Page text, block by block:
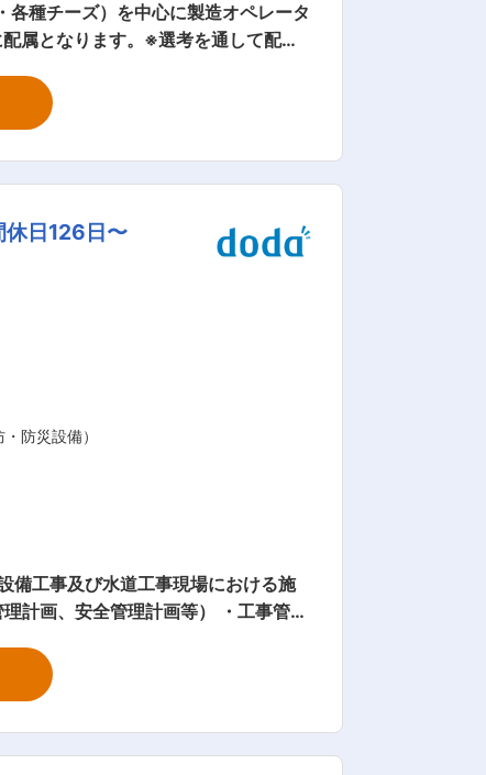
各種チーズ）を中心に製造オペレータ
(1)仕込工程：原材
配合表に応じて液体原料を調合し、
年に創
ト」「pino」「PARM」「クリー
は、乳で培った技術を活かし、健
で、人の一生に寄り添える企業を
更の範囲：会社の
休日126日〜
防災設備）
備工事及び水道工事現場における施
計画、安全管理計画等） ・工事管理
微力ながら皆様方の信頼を得て、技
トに対応した技術提案が提供でき